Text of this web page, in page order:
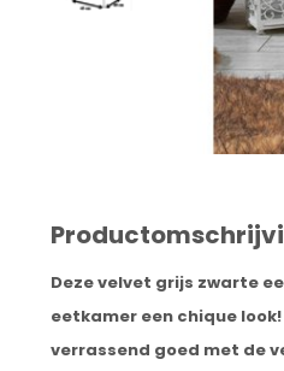
Deze velvet grijs zwarte
eetkamer een chique
verrassend goed met de